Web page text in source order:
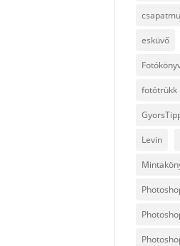
esküvő
fotótrükk
Levin